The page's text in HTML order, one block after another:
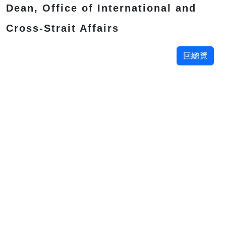
Dean, Office of International and
Cross-Strait Affairs
回總覽